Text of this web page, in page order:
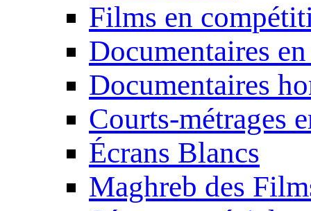
Films en
Documentaires
Documentaires
Courts-métrages
Écrans Blancs
Maghreb des